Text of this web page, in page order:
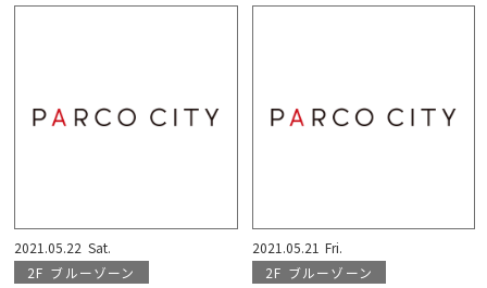
2021.05.22 Sat.
2F ブルーゾーン
2021.05.21 Fri.
2F ブルーゾーン